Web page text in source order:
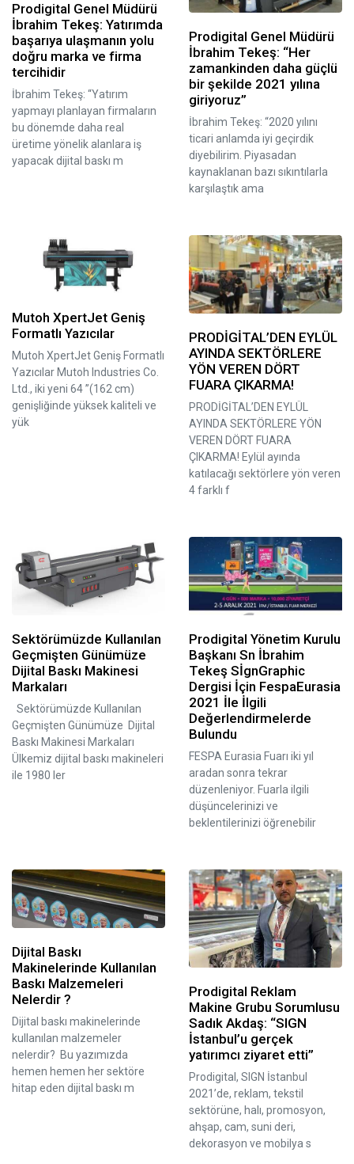
Prodigital Genel Müdürü
İbrahim Tekeş: Yatırımda
başarıya ulaşmanın yolu
doğru marka ve firma
tercihidir
İbrahim Tekeş: “Yatırım
yapmayı planlayan firmaların
bu dönemde daha real
üretime yönelik alanlara iş
yapacak dijital baskı m
Prodigital Genel Müdürü
İbrahim Tekeş: “Her
zamankinden daha güçlü
bir şekilde 2021 yılına
giriyoruz”
İbrahim Tekeş: “2020 yılını
ticari anlamda iyi geçirdik
diyebilirim. Piyasadan
kaynaklanan bazı sıkıntılarla
karşılaştık ama
Mutoh XpertJet Geniş
Formatlı Yazıcılar
Mutoh XpertJet Geniş Formatlı
Yazıcılar Mutoh Industries Co.
Ltd., iki yeni 64 ”(162 cm)
genişliğinde yüksek kaliteli ve
yük
PRODİGİTAL’DEN EYLÜL
AYINDA SEKTÖRLERE
YÖN VEREN DÖRT
FUARA ÇIKARMA!
PRODİGİTAL’DEN EYLÜL
AYINDA SEKTÖRLERE YÖN
VEREN DÖRT FUARA
ÇIKARMA! Eylül ayında
katılacağı sektörlere yön veren
4 farklı f
Sektörümüzde Kullanılan
Geçmişten Günümüze
Dijital Baskı Makinesi
Markaları
Sektörümüzde Kullanılan
Geçmişten Günümüze Dijital
Baskı Makinesi Markaları
Ülkemiz dijital baskı makineleri
ile 1980 ler
Prodigital Yönetim Kurulu
Başkanı Sn İbrahim
Tekeş SİgnGraphic
Dergisi İçin FespaEurasia
2021 İle İlgili
Değerlendirmelerde
Bulundu
FESPA Eurasia Fuarı iki yıl
aradan sonra tekrar
düzenleniyor. Fuarla ilgili
düşüncelerinizi ve
beklentilerinizi öğrenebilir
Dijital Baskı
Makinelerinde Kullanılan
Baskı Malzemeleri
Nelerdir ?
Dijital baskı makinelerinde
kullanılan malzemeler
nelerdir? Bu yazımızda
hemen hemen her sektöre
hitap eden dijital baskı m
Prodigital Reklam
Makine Grubu Sorumlusu
Sadık Akdaş: “SIGN
İstanbul’u gerçek
yatırımcı ziyaret etti”
Prodigital, SIGN İstanbul
2021’de, reklam, tekstil
sektörüne, halı, promosyon,
ahşap, cam, suni deri,
dekorasyon ve mobilya s